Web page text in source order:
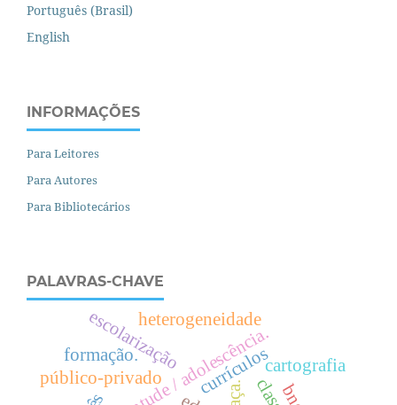
Português (Brasil)
English
INFORMAÇÕES
Para Leitores
Para Autores
Para Bibliotecários
PALAVRAS-CHAVE
currículos
juventude / adolescência.
raça.
escolarizaçãoheterogeneidade
público-privado
formação. cartografia